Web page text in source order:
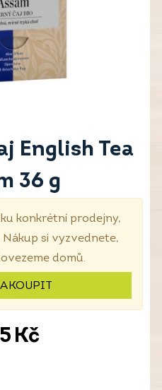
English Tea
36 g
konkrétní prodejny,
si vyzvednete,
domů.
Kč